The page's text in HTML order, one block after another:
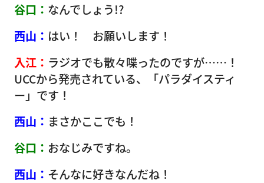
谷口： なんでしょう!?
西山： はい！ お願いします！
入江： ラジオでも散々喋ったのですが……！
UCCから発売されている、「パラダイスティ
ー」です！
西山： まさかここでも！
谷口： おなじみですね。
西山： そんなに好きなんだね！